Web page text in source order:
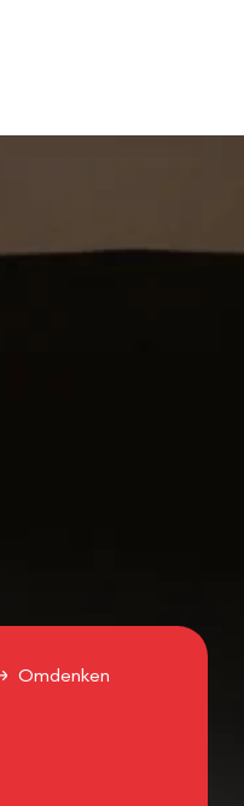
Omdenken